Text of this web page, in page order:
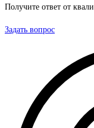
Получите ответ от
Задать вопрос